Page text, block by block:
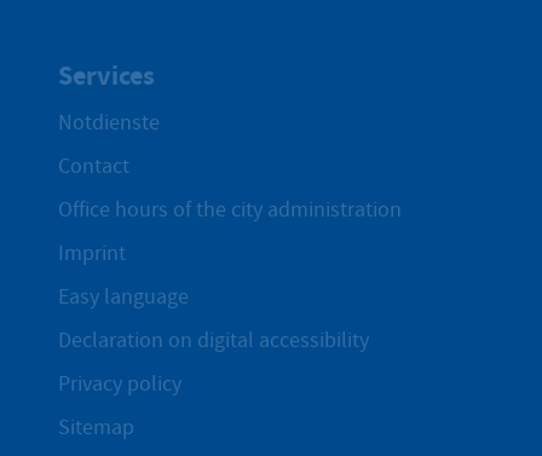
Services
Notdienste
Contact
Office hours of the city administration
Imprint
Easy language
Declaration on digital accessibility
Privacy policy
Sitemap